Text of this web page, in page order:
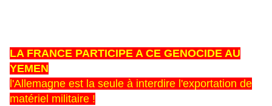
LA FRANCE PARTICIPE A CE GENOCIDE AU
YEMEN
l'Allemagne est la seule à interdire l'exportation de
matériel militaire !